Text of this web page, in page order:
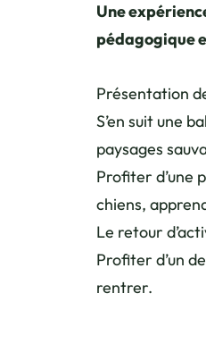
Une
pédagogique
Présentation
S’en suit une
paysages
Profiter d’une
chiens,
Le retour
Profiter d’un
rentrer.